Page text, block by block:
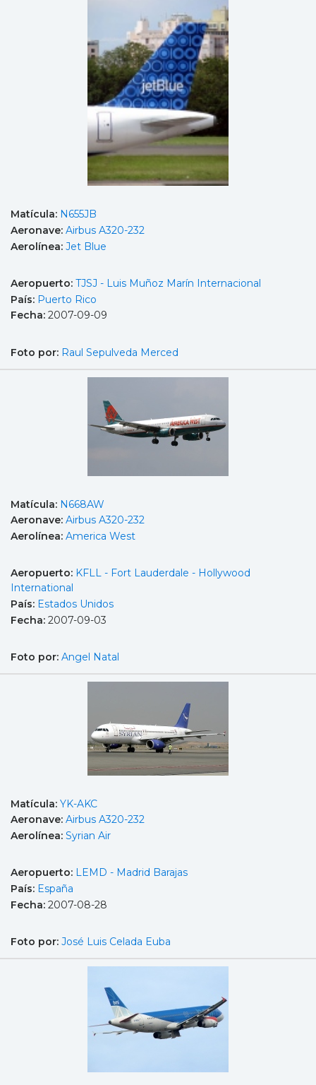
Matícula: N655JB
Aeronave: Airbus A320-232
Aerolínea: Jet Blue
Aeropuerto: TJSJ - Luis Muñoz Marín Internacional
País: Puerto Rico
Fecha: 2007-09-09
Foto por: Raul Sepulveda Merced
Matícula: N668AW
Aeronave: Airbus A320-232
Aerolínea: America West
Aeropuerto: KFLL - Fort Lauderdale - Hollywood
International
País: Estados Unidos
Fecha: 2007-09-03
Foto por: Angel Natal
Matícula: YK-AKC
Aeronave: Airbus A320-232
Aerolínea: Syrian Air
Aeropuerto: LEMD - Madrid Barajas
País: España
Fecha: 2007-08-28
Foto por: José Luis Celada Euba